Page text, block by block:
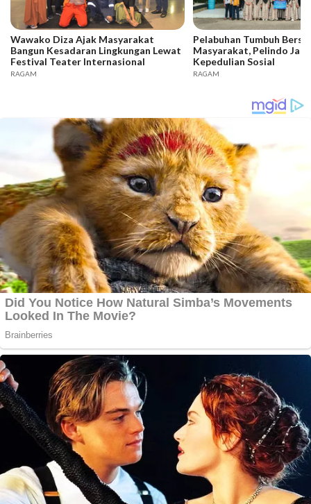
Wawako Diza Ajak Masyarakat
Bangun Kesadaran Lingkungan Lewat
Festival Teater Internasional
RAGAM
Pelabuhan Tumbuh
Masyarakat, Pelindo
Kepedulian Sosial
RAGAM